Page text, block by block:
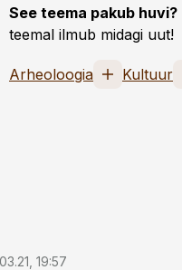
See teema pakub huvi?
teemal ilmub midagi uut!
Arheoloogia Kultuur
19:57